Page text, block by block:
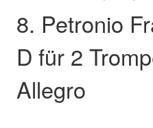
8. Petronio
D für 2
Allegro